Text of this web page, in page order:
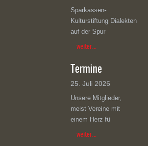
Sparkassen-
Kulturstiftung Dialekten
auf der Spur
weiter...
Termine
25. Juli 2026
Unsere Mitglieder,
meist Vereine mit
einem Herz fü
weiter...